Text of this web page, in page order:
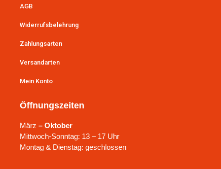
Öffnungszeiten
März – Oktober
Mittwoch-Sonntag: 13 – 17 Uhr
Montag & Dienstag: geschlossen
AGB
Widerrufsbelehrung
Zahlungsarten
Versandarten
Mein Konto